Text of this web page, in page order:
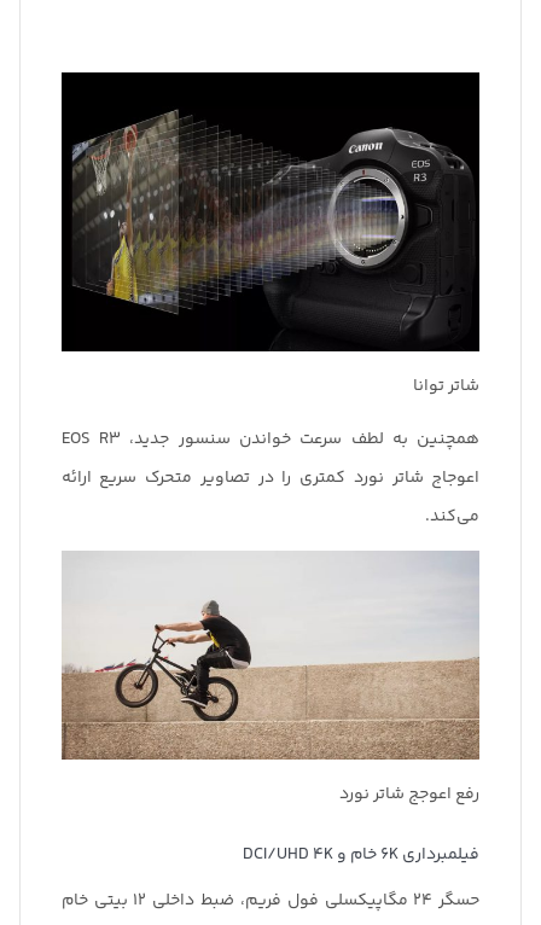
شاتر توانا
همچنین به لطف سرعت خواندن سنسور جدید، EOS R3
اعوجاج شاتر نورد کمتری را در تصاویر متحرک سریع ارائه
می‌کند.
رفع اعوجج شاتر نورد
فیلمبرداری 6K خام و DCI/UHD 4K
حسگر 24 مگاپیکسلی فول فریم، ضبط داخلی 12 بیتی خام